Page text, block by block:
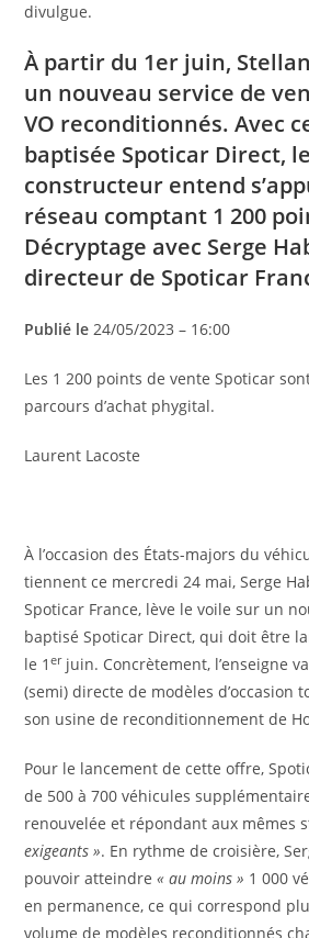
divulgue.
À partir du 1er juin,
un nouveau service de
VO reconditionnés. Avec
baptisée Spoticar Direct,
constructeur entend
réseau comptant 1 200
Décryptage avec Serge
directeur de Spoticar
Publié le 24/05/2023 – 16:00
Les 1 200 points de vente Spoticar
parcours d’achat phygital.
Laurent Lacoste
À l’occasion des États-majors du
tiennent ce mercredi 24 mai, Serge
Spoticar France, lève le voile sur un
baptisé Spoticar Direct, qui doit être
le 1erjuin. Concrètement, l’enseigne
(semi) directe de modèles d’occasion
son usine de reconditionnement de
Pour le lancement de cette offre,
de 500 à 700 véhicules
renouvelée et répondant aux mêmes
exigeants ». En rythme de croisière,
pouvoir atteindre« au moins » 1 000
en permanence, ce qui correspond
volume de modèles reconditionnés